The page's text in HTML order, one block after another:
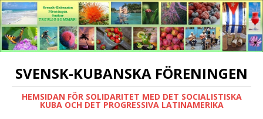
SVENSK-KUBANSKA FÖRENINGEN
HEMSIDAN FÖR SOLIDARITET MED DET SOCIALISTISKA
KUBA OCH DET PROGRESSIVA LATINAMERIKA